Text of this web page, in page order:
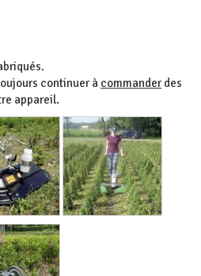
continuer à commanderdes
appareil.